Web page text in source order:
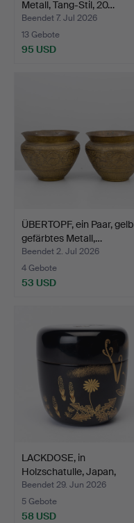
Metall, Tang-Stil, 20…
Beendet 7. Jul 2026
13 Gebote
95 USD
ÜBERTOPF, ein Paar, gelb
gefärbtes Metall,…
Beendet 2. Jul 2026
4 Gebote
53 USD
LACKDOSE, in
Holzschatulle, Japan,
zweite …
Beendet 29. Jun 2026
5 Gebote
58 USD